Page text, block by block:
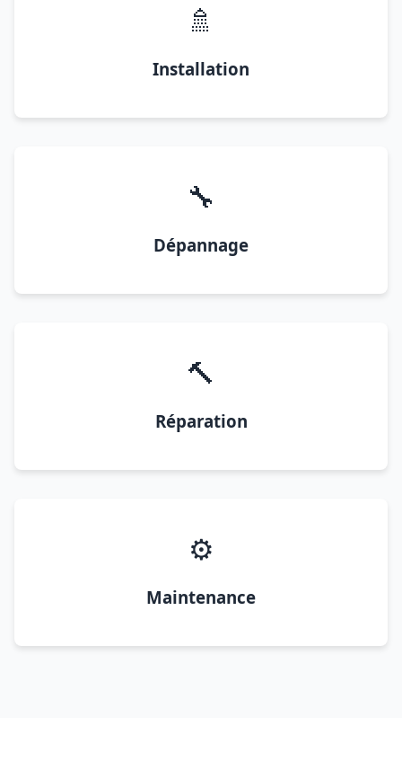
🚿
Installation
🔧
Dépannage
🔨
Réparation
⚙️
Maintenance